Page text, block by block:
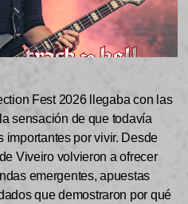
Fest 2026 llegaba con las
sensación de que todavía
importantes por vivir. Desde
Viveiro volvieron a ofrecer
emergentes, apuestas
que demostraron por qué